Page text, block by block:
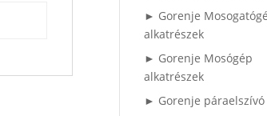
► Gorenje
alkatrészek
► Gorenje Mosógép
alkatrészek
► Gorenje páraelszívó